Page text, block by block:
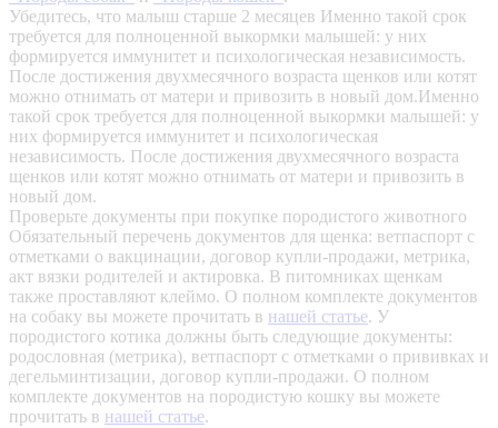
Убедитесь, что малыш старше 2 месяцев Именно такой срок
требуется для полноценной выкормки малышей: у них
формируется иммунитет и психологическая независимость.
После достижения двухмесячного возраста щенков или котят
можно отнимать от матери и привозить в новый дом.Именно
такой срок требуется для полноценной выкормки малышей: у
них формируется иммунитет и психологическая
независимость. После достижения двухмесячного возраста
щенков или котят можно отнимать от матери и привозить в
новый дом.
Проверьте документы при покупке породистого животного
Обязательный перечень документов для щенка: ветпаспорт с
отметками о вакцинации, договор купли-продажи, метрика,
акт вязки родителей и актировка. В питомниках щенкам
также проставляют клеймо. О полном комплекте документов
на собаку вы можете прочитать в нашей статье. У
породистого котика должны быть следующие документы:
родословная (метрика), ветпаспорт с отметками о прививках и
дегельминтизации, договор купли-продажи. О полном
комплекте документов на породистую кошку вы можете
прочитать в нашей статье.